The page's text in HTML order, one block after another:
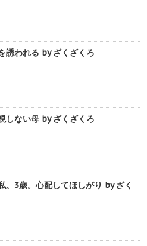
誘われる by ざくざくろ
しない母 by ざくざくろ
、3歳。心配してほしがり by ざく